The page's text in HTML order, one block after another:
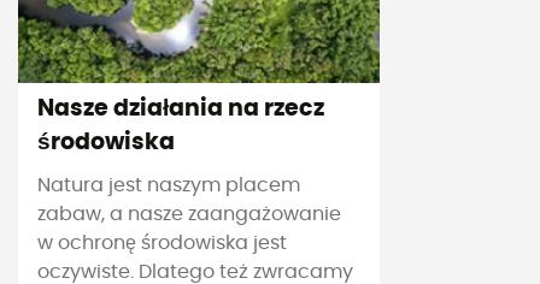
Nasze działania na rzecz
środowiska
Natura jest naszym placem
zabaw, a nasze zaangażowanie
w ochronę środowiska jest
oczywiste. Dlatego też zwracamy